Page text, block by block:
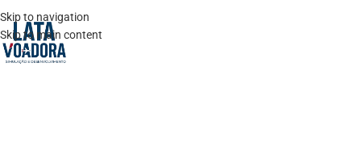
Skip to navigation
Skip to main content